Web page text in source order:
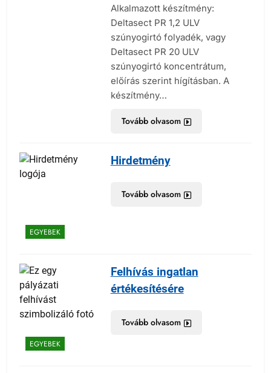
Alkalmazott készítmény:
Deltasect PR 1,2 ULV
szúnyogirtó folyadék, vagy
Deltasect PR 20 ULV
szúnyogirtó koncentrátum,
előírás szerint hígításban. A
készítmény…
Tovább olvasom
EGYEBEK
Hirdetmény
Tovább olvasom
EGYEBEK
Felhívás ingatlan
értékesítésére
Tovább olvasom